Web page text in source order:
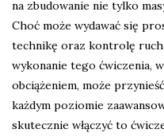
na zbudowanie nie tylko
Choć może wydawać się
technikę oraz kontrolę
wykonanie tego ćwiczenia,
obciążeniem, może
każdym poziomie
skutecznie włączyć to